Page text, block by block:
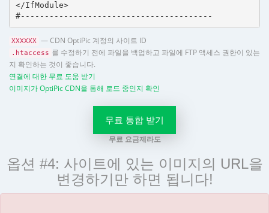
</IfModule>
#----------------------------------------
XXXXXX — CDN OptiPic 계정의 사이트 ID
.htaccess 를 수정하기 전에 파일을 백업하고 파일에 FTP 액세스 권한이 있는
지 확인하는 것이 좋습니다.
연결에 대한 무료 도움 받기
이미지가 OptiPic CDN을 통해 로드 중인지 확인
무료 통합 받기
무료 요금제라도
옵션 #4: 사이트에 있는 이미지의 URL을
변경하기만 하면 됩니다!